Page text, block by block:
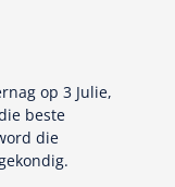
op 3 Julie,
beste
die